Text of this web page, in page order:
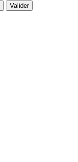
Valider